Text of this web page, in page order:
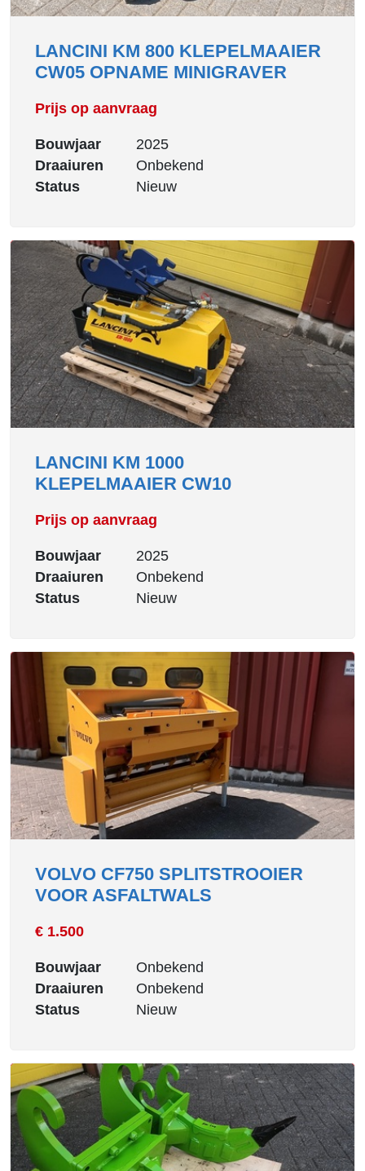
LANCINI KM 800 KLEPELMAAIER
CW05 OPNAME MINIGRAVER
Prijs op aanvraag
Bouwjaar
2025
Draaiuren
Onbekend
Status
Nieuw
LANCINI KM 1000
KLEPELMAAIER CW10
Prijs op aanvraag
Bouwjaar
2025
Draaiuren
Onbekend
Status
Nieuw
VOLVO CF750 SPLITSTROOIER
VOOR ASFALTWALS
€ 1.500
Bouwjaar
Onbekend
Draaiuren
Onbekend
Status
Nieuw